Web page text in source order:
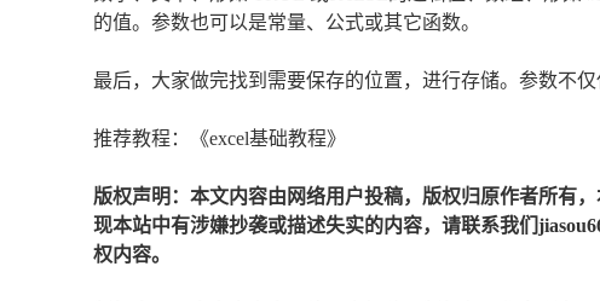
的值。参数也可以是常量、公式或其它函数。
最后，大家做完找到需要保存的位置，进行存储。参数不
推荐教程：《excel基础教程》
版权声明：本文内容由网络用户投稿，版权归原作者所有
现本站中有涉嫌抄袭或描述失实的内容，请联系我们
权内容。